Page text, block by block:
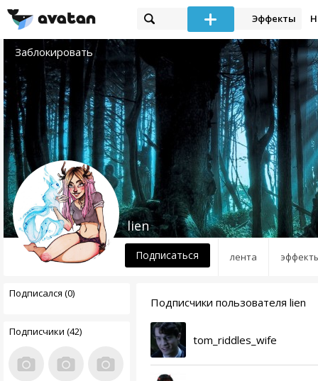
Эффекты
Заблокировать
лента
lien
Подписаться
Подписался (0)
Подписчики (42)
Подписчики пользователя lien
tom_riddles_wife